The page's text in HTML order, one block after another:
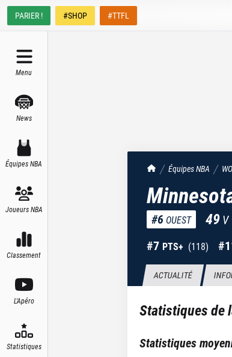
PARIER ! #SHOP #TTFL
Menu
News
Équipes NBA
Joueurs NBA
Classement
L'Apéro
Statistiques
TrashTalk Actu NBA
Équipes NBA
#6 OUEST 49 V
#7 PTS+ (118) #
ACTUALITÉ
Statistiques de
Statistiques